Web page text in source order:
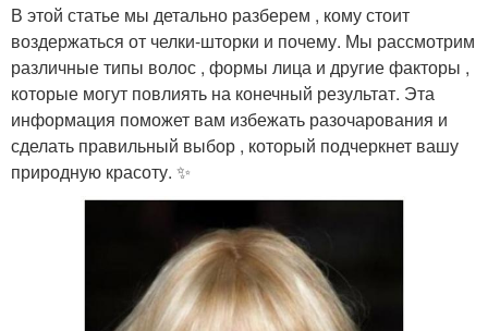
В этой статье мы детально разберем , кому стоит
воздержаться от челки-шторки и почему. Мы рассмотрим
различные типы волос , формы лица и другие факторы ,
которые могут повлиять на конечный результат. Эта
информация поможет вам избежать разочарования и
сделать правильный выбор , который подчеркнет вашу
природную красоту. ✨